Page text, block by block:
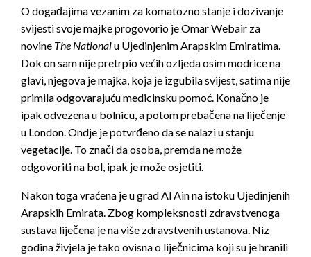
O događajima vezanim za komatozno stanje i dozivanje
svijesti svoje majke progovorio je Omar Webair za
novine The Nationalu Ujedinjenim Arapskim Emiratima.
Dok on sam nije pretrpio većih ozljeda osim modrice na
glavi, njegova je majka, koja je izgubila svijest, satima nije
primila odgovarajuću medicinsku pomoć. Konačno je
ipak odvezena u bolnicu, a potom prebačena na liječenje
u London. Ondje je potvrđeno da se nalazi u stanju
vegetacije. To znači da osoba, premda ne može
odgovoriti na bol, ipak je može osjetiti.
Nakon toga vraćena je u grad Al Ain na istoku Ujedinjenih
Arapskih Emirata. Zbog kompleksnosti zdravstvenoga
sustava liječena je na više zdravstvenih ustanova. Niz
godina živjela je tako ovisna o liječnicima koji su je hranili